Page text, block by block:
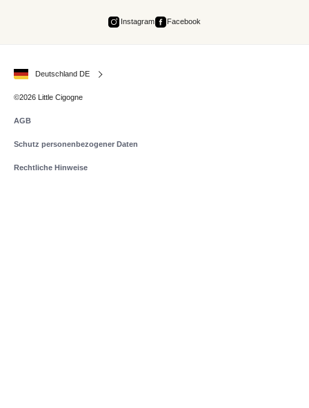
Instagram Facebook
Deutschland DE
©2026 Little Cigogne
AGB
Schutz personenbezogener Daten
Rechtliche Hinweise